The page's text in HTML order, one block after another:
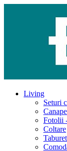
Living
Seturi
Fotolii
Coltare